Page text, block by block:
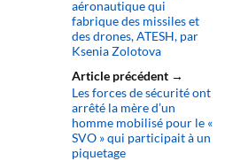
aéronautique qui
fabrique des missiles et
des drones, ATESH, par
Ksenia Zolotova
Article précédent →
Les forces de sécurité ont
arrêté la mère d’un
homme mobilisé pour le «
SVO » qui participait à un
piquetage